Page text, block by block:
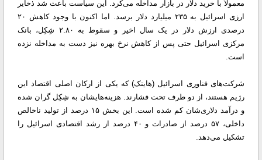
معمولاً با خرید دلار در بازار مداخله می‌کرد. این سیاست باعث شد ذخایر
ارزی اسرائیل به ۲۳۵ میلیارد دلار برسد. اما اکنون با وجود کاهش ۲۰
درصدی ارزش دلار در یک سال اخیر و سقوط به ۲.۸۰ شِکِل، بانک
مرکزی اسرائیل حتی پس از کاهش نرخ بهره نیز دست به مداخله نزده
است.
شرکت‌های فناوری اسرائیل (هایتک) که یکی از ارکان اصلی اقتصاد این
رژیم هستند، از دو طرف تحت فشارند. هزینه‌هایشان به شِکِل گران شده
و درآمد دلاری‌شان کم شده است. این بخش ۱۵ درصد از تولید ناخالص
داخلی، ۵۷ درصد از صادرات و ۴۰ درصد از رشد اقتصادی اسرائیل را
تشکیل می‌دهد.